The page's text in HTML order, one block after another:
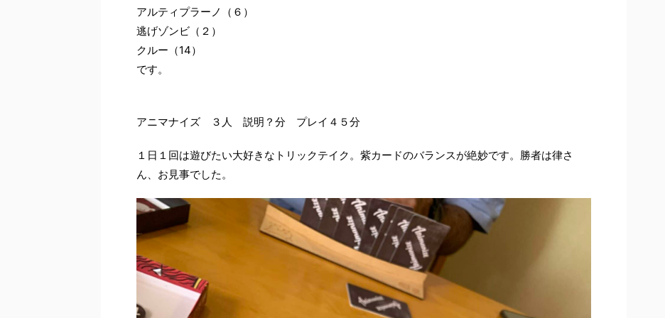
アルティプラーノ（６）
逃げゾンビ（２）
クルー（14）
です。
アニマナイズ ３人 説明？分 プレイ４５分
１日１回は遊びたい大好きなトリックテイク。紫カードのバランスが絶妙です。勝者は律さ
ん、お見事でした。